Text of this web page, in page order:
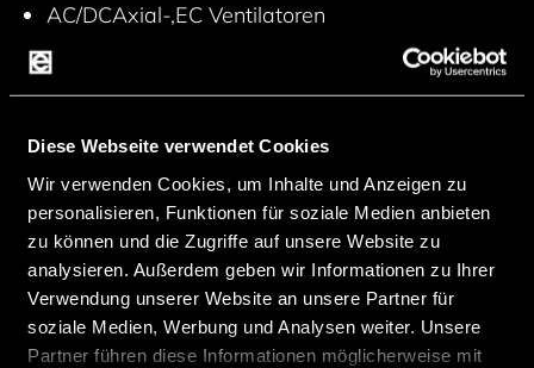
Diese Webseite verwendet Cookies
Wir verwenden Cookies, um Inhalte und Anzeigen zu
personalisieren, Funktionen für soziale Medien anbieten
zu können und die Zugriffe auf unsere Website zu
analysieren. Außerdem geben wir Informationen zu Ihrer
Verwendung unserer Website an unsere Partner für
soziale Medien, Werbung und Analysen weiter. Unsere
Partner führen diese Informationen möglicherweise mit
AC/DCAxial-,EC Ventilatoren
Ganzmetall-,Radial- und
Querstromventilatoren
Motoren
Staubdicht/Spritzwasser geschützt
sämtliche IP-Schutzklassen
Geeignete Anwendungen